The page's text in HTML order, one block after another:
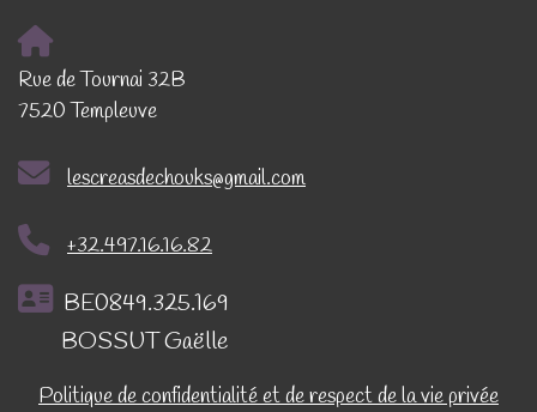
Rue de Tournai 32B
7520 Templeuve
lescreasdechouks@gmail.com
+32.497.16.16.82
BE0849.325.169
BOSSUT Gaëlle
Politique de confidentialité et de respect de la vie privée